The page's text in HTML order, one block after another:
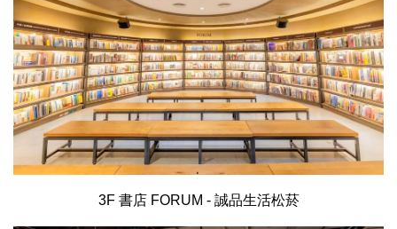
3F 書店 FORUM - 誠品生活松菸